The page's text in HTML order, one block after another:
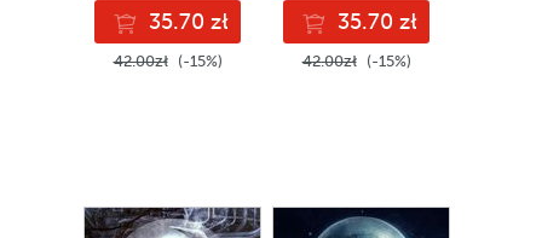
35.70 zł
42.00zł (-15%)
35.70 zł
42.00zł (-15%)